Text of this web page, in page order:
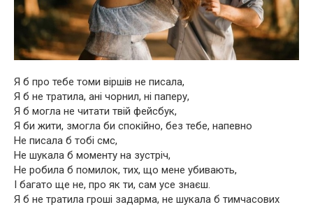
Я б про тебе томи віршів не писала,
Я б не тратила, ані чорнил, ні паперу,
Я б могла не читати твій фейсбук,
Я би жити, змогла би спокійно, без тебе, напевно
Не писала б тобі смс,
Не шукала б моменту на зустріч,
Не робила б помилок, тих, що мене убивають,
І багато ще не, про як ти, сам усе знаєш.
Я б не тратила гроші задарма, не шукала б тимчасових